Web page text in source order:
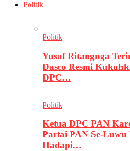
Politik
Politik
Yusuf Ritangnga
Dasco Resmi
DPC…
Politik
Ketua DPC PAN
Partai PAN Se-Luwu
Hadapi…